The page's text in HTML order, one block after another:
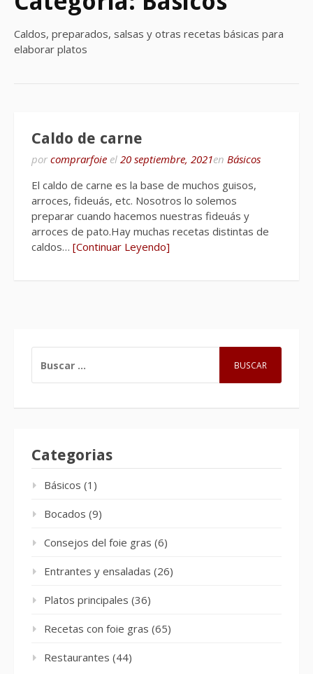
Caldos, preparados, salsas y otras recetas básicas para
elaborar platos
Caldo de carne
por comprarfoie el 20 septiembre, 2021en Básicos
El caldo de carne es la base de muchos guisos,
arroces, fideuás, etc. Nosotros lo solemos
preparar cuando hacemos nuestras fideuás y
arroces de pato.Hay muchas recetas distintas de
caldos… [Continuar Leyendo]
Categorias
Básicos (1)
Bocados (9)
Consejos del foie gras (6)
Entrantes y ensaladas (26)
Platos principales (36)
Recetas con foie gras (65)
Restaurantes (44)